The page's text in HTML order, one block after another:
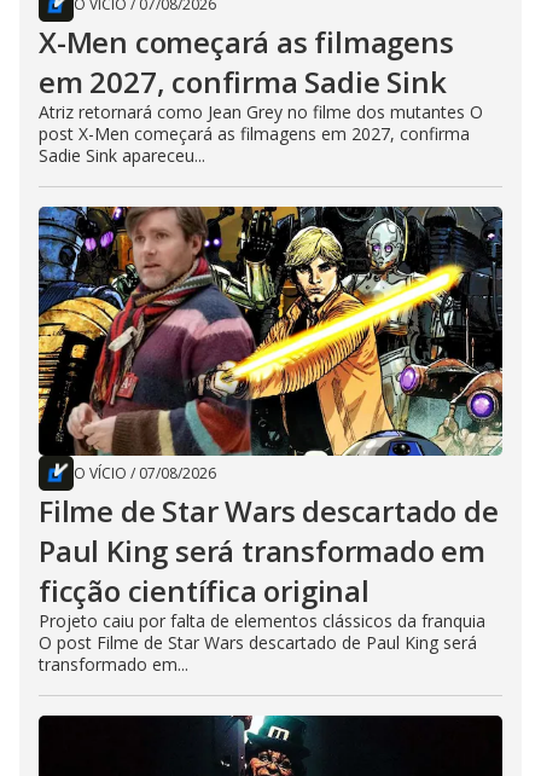
O VÍCIO / 07/08/2026
X-Men começará as filmagens
em 2027, confirma Sadie Sink
Atriz retornará como Jean Grey no filme dos mutantes O
post X-Men começará as filmagens em 2027, confirma
Sadie Sink apareceu...
O VÍCIO / 07/08/2026
Filme de Star Wars descartado de
Paul King será transformado em
ficção científica original
Projeto caiu por falta de elementos clássicos da franquia
O post Filme de Star Wars descartado de Paul King será
transformado em...